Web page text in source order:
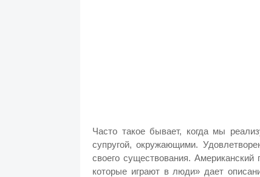
Часто такое бывает, когда мы
супругой, окружающими.
своего существования.
которые играют в люди» дает